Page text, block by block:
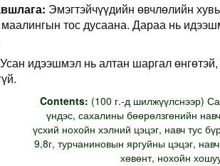
Эмэгтэйчүүдийн өвчлөлийн
тос дусаана. Дараа нь
Усан идээшмэл нь алтан шаргал
Contents: (100 г.-д шилжүүлснээр)
үндэс, сахалины бөөрөлзгөнийн
үсхий нохойн хэлний цэцэг, навч тус
9,8г, турчаниновын яргуйны цэцэг,
хөвөнт, нохойн